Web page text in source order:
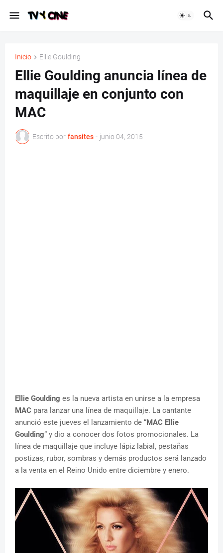
Inicio Ellie Goulding
Ellie Goulding anuncia línea de
maquillaje en conjunto con
MAC
Escrito por fansites - junio 04, 2015
Ellie Goulding es la nueva artista en unirse a la empresa
MAC para lanzar una línea de maquillaje. La cantante
anunció este jueves el lanzamiento de “MAC Ellie
Goulding” y dio a conocer dos fotos promocionales. La
línea de maquillaje que incluye lápiz labial, pestañas
postizas, rubor, sombras y demás productos será lanzado
a la venta en el Reino Unido entre diciembre y enero.